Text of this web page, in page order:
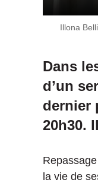
Illona
Dans
d’un
dernier
20h30.
la vie de